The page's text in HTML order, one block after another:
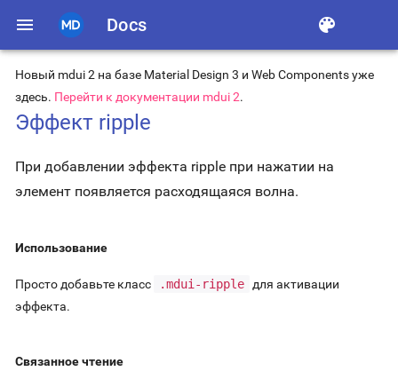
menu Docs color_lens
Новый mdui 2 на базе Material Design 3 и Web Components уже
здесь. Перейти к документации mdui 2.
Эффект ripple
При добавлении эффекта ripple при нажатии на
элемент появляется расходящаяся волна.
Использование
Просто добавьте класс .mdui-ripple
для активации
эффекта.
Связанное чтение